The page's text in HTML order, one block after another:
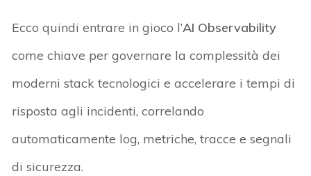
Ecco quindi entrare in gioco l’AI Observability
come chiave per governare la complessità dei
moderni stack tecnologici e accelerare i tempi di
risposta agli incidenti, correlando
automaticamente log, metriche, tracce e segnali
di sicurezza.